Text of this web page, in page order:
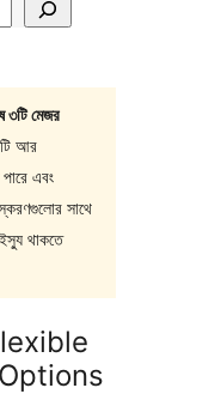
৩টি মেজর
আর
পারে এবং
সাথে
ইস্যু থাকতে